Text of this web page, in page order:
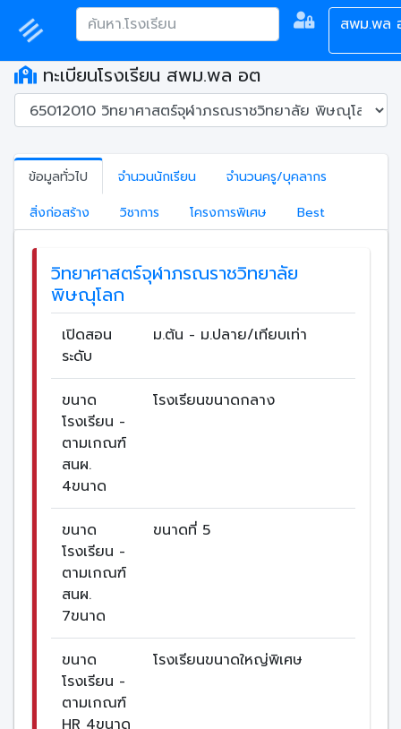
สพม.พล
ทะเบียนโรงเรียน สพม.พล อต
ข้อมูลทั่วไป จำนวนนักเรียน
จำนวนครู/บุคลากร
สิ่งก่อสร้าง
วิชาการ โครงการพิเศษ Best
วิทยาศาสตร์จุฬาภรณราชวิทยาลัย
พิษณุโลก
เปิดสอน
ระดับ
ม.ต้น - ม.ปลาย/เทียบเท่า
ขนาด
โรงเรียน -
ตามเกณฑ์
สนผ.
4ขนาด
โรงเรียนขนาดกลาง
ขนาด
โรงเรียน -
ตามเกณฑ์
สนผ.
7ขนาด
ขนาดที่ 5
ขนาด
โรงเรียน -
ตามเกณฑ์
HR 4ขนาด
โรงเรียนขนาดใหญ่พิเศษ